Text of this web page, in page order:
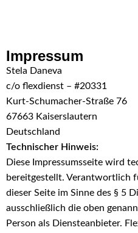
Impressum
Stela Daneva
c/o flexdienst – #20331
Kurt-Schumacher-Straße 76
67663 Kaiserslautern
Deutschland
Technischer Hinweis:
Diese Impressumsseite wird
bereitgestellt. Verantwortlich
dieser Seite im Sinne des § 5
ausschließlich die oben
Person als Diensteanbieter.